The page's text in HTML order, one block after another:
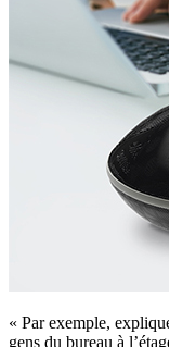
« Par exemple,
gens du bureau à